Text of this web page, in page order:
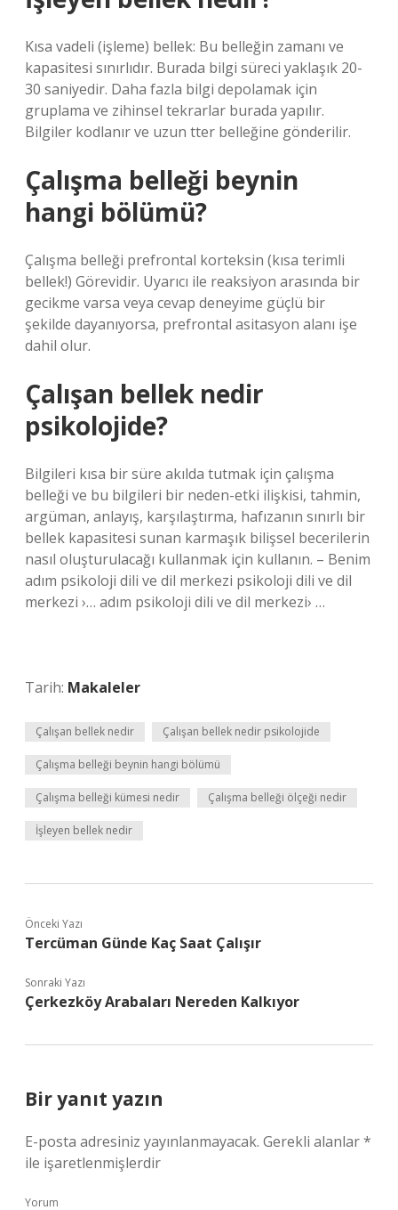
Kısa vadeli (işleme) bellek: Bu belleğin zamanı ve
kapasitesi sınırlıdır. Burada bilgi süreci yaklaşık 20-
30 saniyedir. Daha fazla bilgi depolamak için
gruplama ve zihinsel tekrarlar burada yapılır.
Bilgiler kodlanır ve uzun tter belleğine gönderilir.
Çalışma belleği beynin
hangi bölümü?
Çalışma belleği prefrontal korteksin (kısa terimli
bellek!) Görevidir. Uyarıcı ile reaksiyon arasında bir
gecikme varsa veya cevap deneyime güçlü bir
şekilde dayanıyorsa, prefrontal asitasyon alanı işe
dahil olur.
Çalışan bellek nedir
psikolojide?
Bilgileri kısa bir süre akılda tutmak için çalışma
belleği ve bu bilgileri bir neden-etki ilişkisi, tahmin,
argüman, anlayış, karşılaştırma, hafızanın sınırlı bir
bellek kapasitesi sunan karmaşık bilişsel becerilerin
nasıl oluşturulacağı kullanmak için kullanın. – Benim
adım psikoloji dili ve dil merkezi psikoloji dili ve dil
merkezi ›… adım psikoloji dili ve dil merkezi› …
Tarih: Makaleler
Çalışan bellek nedir Çalışan bellek nedir psikolojide
Çalışma belleği beynin hangi bölümü
Çalışma belleği kümesi nedir Çalışma belleği ölçeği nedir
İşleyen bellek nedir
Önceki Yazı
Tercüman Günde Kaç Saat Çalışır
Sonraki Yazı
Çerkezköy Arabaları Nereden Kalkıyor
Bir yanıt yazın
E-posta adresiniz yayınlanmayacak. Gerekli alanlar*
ile işaretlenmişlerdir
Yorum